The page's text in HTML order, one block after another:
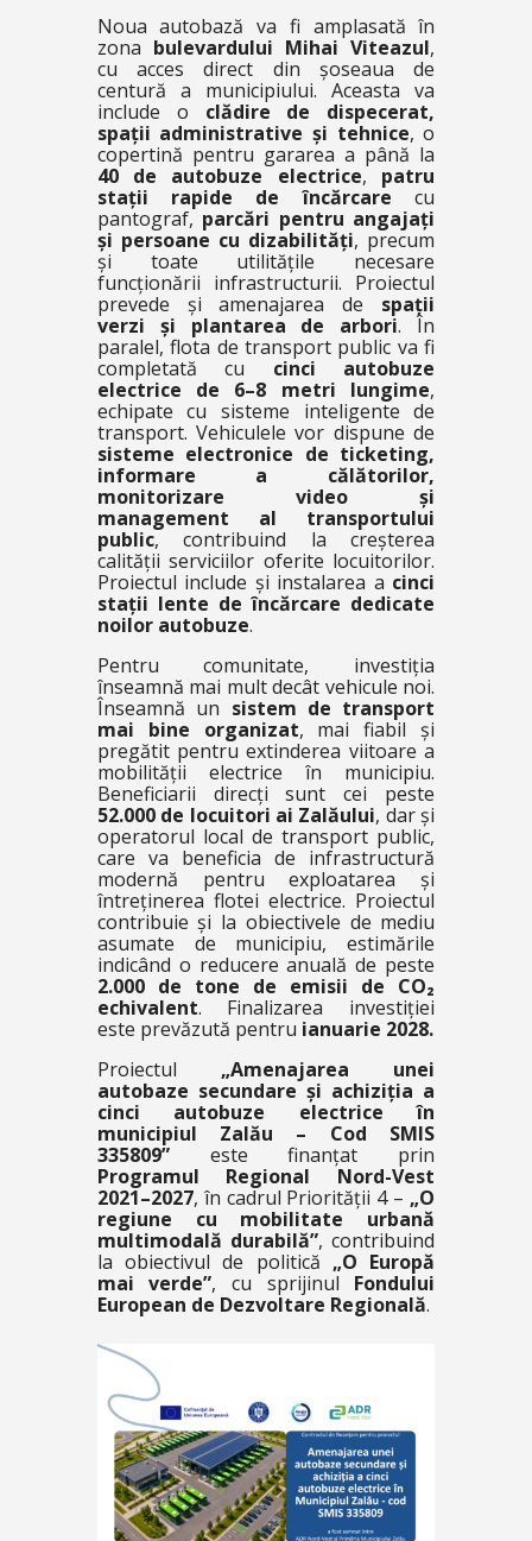
Noua autobază va fi amplasată în
zona bulevardului Mihai Viteazul,
cu acces direct din șoseaua de
centură a municipiului. Aceasta va
include o clădire de dispecerat,
spații administrative și tehnice, o
copertină pentru gararea a până la
40 de autobuze electrice, patru
stații rapide de încărcare cu
pantograf, parcări pentru angajați
și persoane cu dizabilități, precum
și toate utilitățile necesare
funcționării infrastructurii. Proiectul
prevede și amenajarea de spații
verzi și plantarea de arbori. În
paralel, flota de transport public va fi
completată cu cinci autobuze
electrice de 6–8 metri lungime,
echipate cu sisteme inteligente de
transport. Vehiculele vor dispune de
sisteme electronice de ticketing,
informare a călătorilor,
monitorizare video și
management al transportului
public, contribuind la creșterea
calității serviciilor oferite locuitorilor.
Proiectul include și instalarea a cinci
stații lente de încărcare dedicate
noilor autobuze.
Pentru comunitate, investiția
înseamnă mai mult decât vehicule noi.
Înseamnă un sistem de transport
mai bine organizat, mai fiabil și
pregătit pentru extinderea viitoare a
mobilității electrice în municipiu.
Beneficiarii direcți sunt cei peste
52.000 de locuitori ai Zalăului, dar și
operatorul local de transport public,
care va beneficia de infrastructură
modernă pentru exploatarea și
întreținerea flotei electrice. Proiectul
contribuie și la obiectivele de mediu
asumate de municipiu, estimările
indicând o reducere anuală de peste
2.000 de tone de emisii de CO₂
echivalent. Finalizarea investiției
este prevăzută pentru ianuarie 2028.
Proiectul „Amenajarea unei
autobaze secundare și achiziția a
cinci autobuze electrice în
municipiul Zalău – Cod SMIS
335809”este finanțat prin
Programul Regional Nord-Vest
2021–2027, în cadrul Priorității 4 – „O
regiune cu mobilitate urbană
multimodală durabilă”, contribuind
la obiectivul de politică „O Europă
mai verde”, cu sprijinul Fondului
European de Dezvoltare Regională.